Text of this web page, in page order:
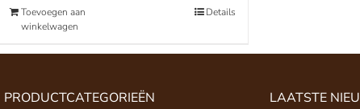
Toevoegen aan
winkelwagen
Details
PRODUCTCATEGORIEËN LAATSTE